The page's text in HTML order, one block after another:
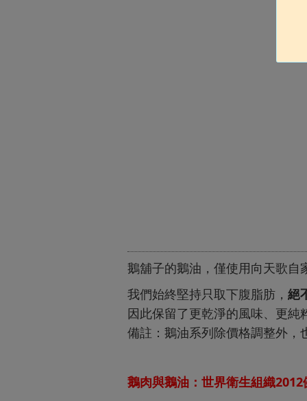
鵝舖子的鵝油，僅使用向天歌
我們始終堅持只取下腹脂肪， 絕
因此保留了更乾淨的風味、更
備註：鵝油系列除價格調整外，
鵝肉與鵝油：世界衛生組織2012